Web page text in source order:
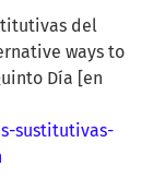
del
ways to
Día [en
sustitutivas-